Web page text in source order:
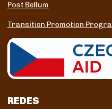
Post Bellum
Transition Promotion
REDES